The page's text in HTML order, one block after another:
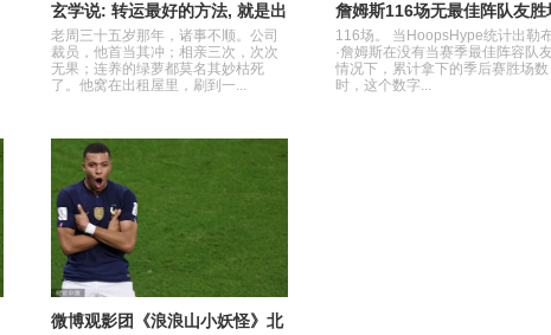
玄学说: 转运最好的方法, 就是出
去玩, 你运动风水才会动!
老周三十五岁那年，诸事不顺。公司
裁员，他首当其冲；相亲三次，次次
无果；连养的绿萝都莫名其妙枯死
了。他窝在出租屋里，刷到一...
詹姆斯116场无最佳阵队友胜
称自己是传奇状元合理吗
116场。 当HoopsHype统计出勒
·詹姆斯在没有当赛季最佳阵容队
情况下，累计拿下的季后赛胜场数
时，这个数字...
微博观影团《浪浪山小妖怪》北